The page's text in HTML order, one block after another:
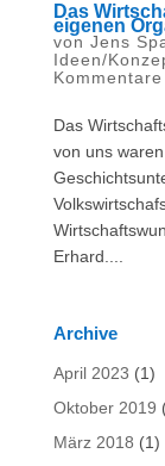
Das
eigenen
von Jens
Ideen/
Kommentare
Das
von uns
Erhard....
Archive
April 2023 (1)
Oktober 2019
März 2018 (1)